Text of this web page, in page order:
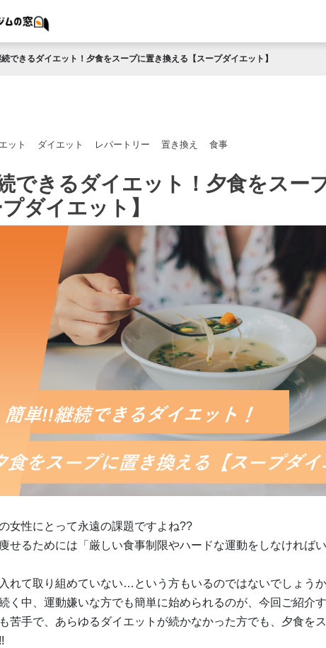
できるダイエット！夕食をスープに置き換える【スープダイエット】
ット ダイエット レパートリー 置き換え 食事
できるダイエット！夕食をスー
ダイエット】
女性にとって永遠の課題ですよね??
せるためには「厳しい食事制限やハードな運動をしなければ
れて取り組めていない…という方もいるのではないでしょう
く中、運動嫌いな方でも簡単に始められるのが、今回ご紹介
苦手で、あらゆるダイエットが続かなかった方でも、夕食を